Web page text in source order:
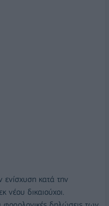
ενίσχυση κατά την
νέου δικαιούχοι.